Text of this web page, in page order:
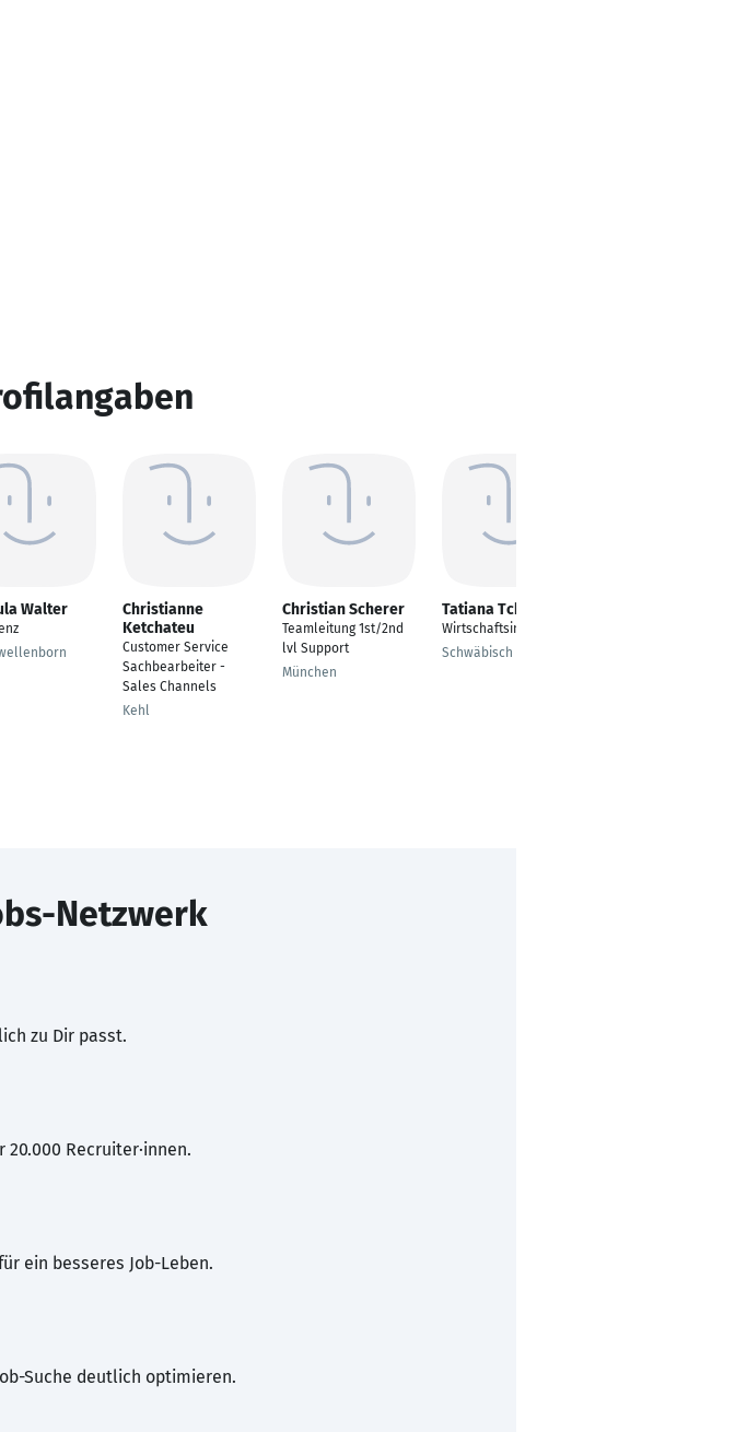
Walter
Christianne
Ketchateu
Customer Service
Sachbearbeiter -
Sales Channels
Kehl
Christian Scherer
Teamleitung 1st/2nd
lvl Support
München
Tatiana Tchogang
Wirtschaftsinformatik
Schwäbisch Gmünd
Netzwerk
zu Dir passt.
Recruiter·innen.
ein besseres Job-Leben.
Suche deutlich optimieren.